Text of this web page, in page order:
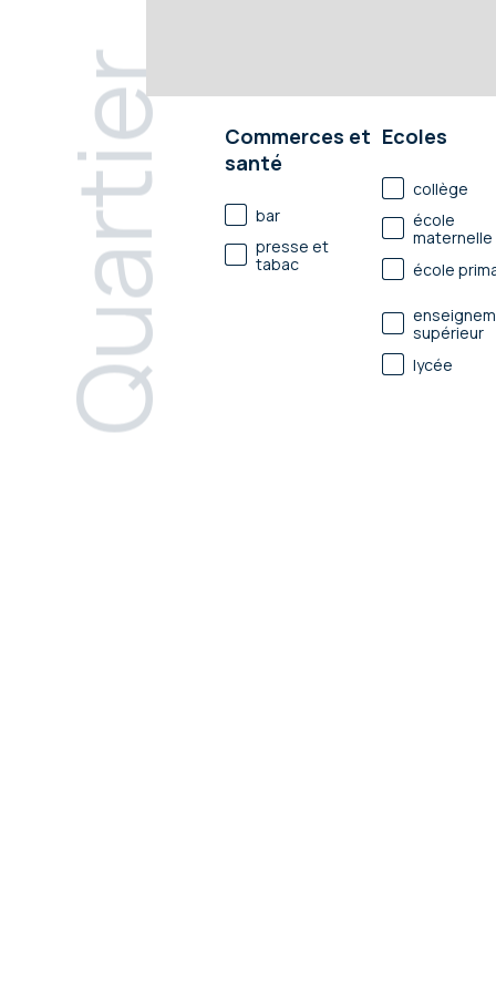
Quartier
Commerces et
santé
bar
presse et
tabac
Ecoles
collège
école
maternelle
école
supérieur
lycée